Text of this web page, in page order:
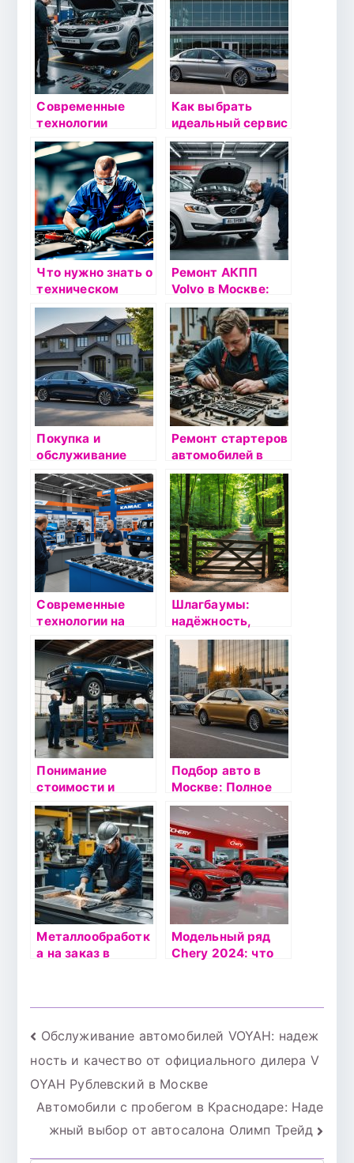
нужно знать
владельцам
качество от
официального
дилера VOYAH
Рублевский в
Москве
Современные
технологии
ремонта
пневмоподвески:
что нужно знать
каждому
автовладельцу
Как выбрать
идеальный сервис
для вашего BMW:
советы и
рекомендации
Что нужно знать о
техническом
обслуживании
подержанных
автомобилей
Ремонт АКПП
Volvo в Москве:
полный
путеводитель по
услугам
техцентра
Покупка и
обслуживание
автомобилей:
велосипед вашего
завтра
Ремонт стартеров
автомобилей в
Москве по низкой
цене —
Восстановление
стартера авто от
АгрегатМоторс
Современные
технологии на
службе у
автомобильной
промышленности:
как KAMAZ
внедряет
инновации
Шлагбаумы:
надёжность,
безопасность и
современные
технологии
Понимание
стоимости и
карты ТО: как
выбрать
идеальное
сервисное
обслуживание для
автомобиля
Подбор авто в
Москве: Полное
руководство по
услугам
автоподбора с
пробегом
Металлообработк
а на заказ в
Модельный ряд
Chery 2024: что
Москве
Навигация
по
записям
Обслуживание автомобилей VOYAH: надеж
ность и качество от официального дилера V
OYAH Рублевский в Москве
Автомобили с пробегом в Краснодаре: Наде
жный выбор от автосалона Олимп Трейд